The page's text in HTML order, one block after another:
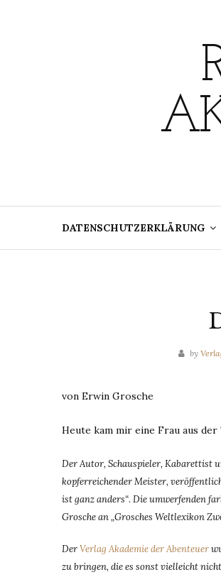
DATENSCHUTZERKLÄRUNG
by
von Erwin Grosche
Heute kam mir eine Frau aus
Der Autor, Schauspieler, Kabarettist
kopferreichender Meister,
ist ganz anders“. Die umwerfenden
Grosche an „Grosches Weltlexikon
DerVerlag Akademie der Abenteuer
zu bringen, die es sonst vielleicht